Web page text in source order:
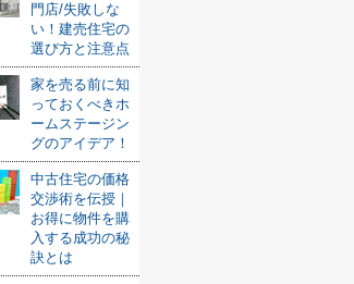
門店/失敗しな
い！建売住宅の
選び方と注意点
家を売る前に知
っておくべきホ
ームステージン
グのアイデア！
中古住宅の価格
交渉術を伝授｜
お得に物件を購
入する成功の秘
訣とは